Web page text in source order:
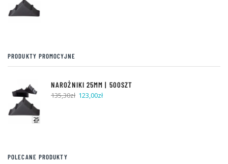
PRODUKTY PROMOCYJNE
NAROŻNIKI 25MM | 500SZT
135,30zł Pierwotna
123,00złAktualna
POLECANE PRODUKTY